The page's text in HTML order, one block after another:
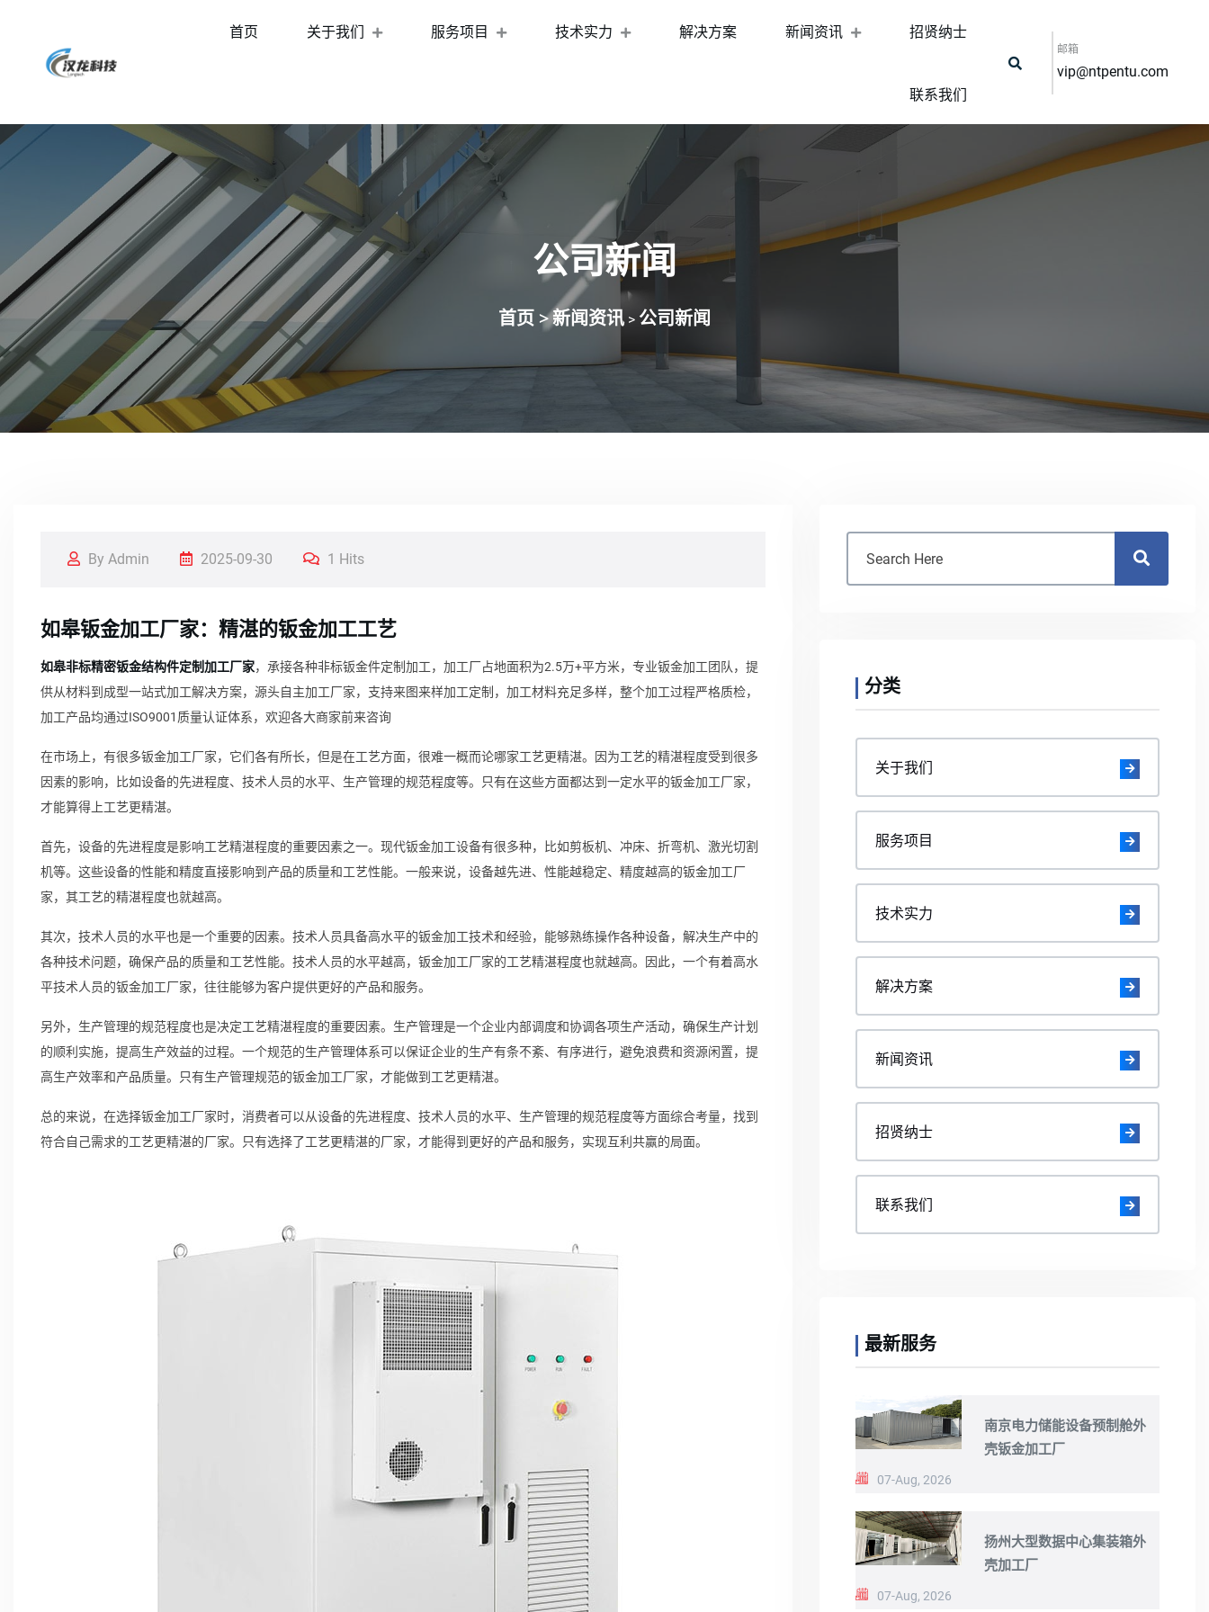
首页 关于我们 服务项目 技术实力 解决方案 新闻资讯 招贤纳士
联系我们
邮箱
vip@ntpentu.com
公司新闻
首页 >新闻资讯> 公司新闻
By Admin 2025-09-30 1 Hits
如皋钣金加工厂家：精湛的钣金加工工艺
如皋非标精密钣金结构件定制加工厂家，承接各种非标钣金件定制加工，加工厂占地面积为2.5万+平方米，专业钣金加工团队，提
供从材料到成型一站式加工解决方案，源头自主加工厂家，支持来图来样加工定制，加工材料充足多样，整个加工过程严格质检，
加工产品均通过ISO9001质量认证体系，欢迎各大商家前来咨询
在市场上，有很多钣金加工厂家，它们各有所长，但是在工艺方面，很难一概而论哪家工艺更精湛。因为工艺的精湛程度受到很多
因素的影响，比如设备的先进程度、技术人员的水平、生产管理的规范程度等。只有在这些方面都达到一定水平的钣金加工厂家，
才能算得上工艺更精湛。
首先，设备的先进程度是影响工艺精湛程度的重要因素之一。现代钣金加工设备有很多种，比如剪板机、冲床、折弯机、激光切割
机等。这些设备的性能和精度直接影响到产品的质量和工艺性能。一般来说，设备越先进、性能越稳定、精度越高的钣金加工厂
家，其工艺的精湛程度也就越高。
其次，技术人员的水平也是一个重要的因素。技术人员具备高水平的钣金加工技术和经验，能够熟练操作各种设备，解决生产中的
各种技术问题，确保产品的质量和工艺性能。技术人员的水平越高，钣金加工厂家的工艺精湛程度也就越高。因此，一个有着高水
平技术人员的钣金加工厂家，往往能够为客户提供更好的产品和服务。
另外，生产管理的规范程度也是决定工艺精湛程度的重要因素。生产管理是一个企业内部调度和协调各项生产活动，确保生产计划
的顺利实施，提高生产效益的过程。一个规范的生产管理体系可以保证企业的生产有条不紊、有序进行，避免浪费和资源闲置，提
高生产效率和产品质量。只有生产管理规范的钣金加工厂家，才能做到工艺更精湛。
总的来说，在选择钣金加工厂家时，消费者可以从设备的先进程度、技术人员的水平、生产管理的规范程度等方面综合考量，找到
符合自己需求的工艺更精湛的厂家。只有选择了工艺更精湛的厂家，才能得到更好的产品和服务，实现互利共赢的局面。
分类
关于我们
服务项目
技术实力
解决方案
新闻资讯
招贤纳士
联系我们
最新服务
南京电力储能设备预制舱外
壳钣金加工厂
07-Aug, 2026
扬州大型数据中心集装箱外
壳加工厂
07-Aug, 2026